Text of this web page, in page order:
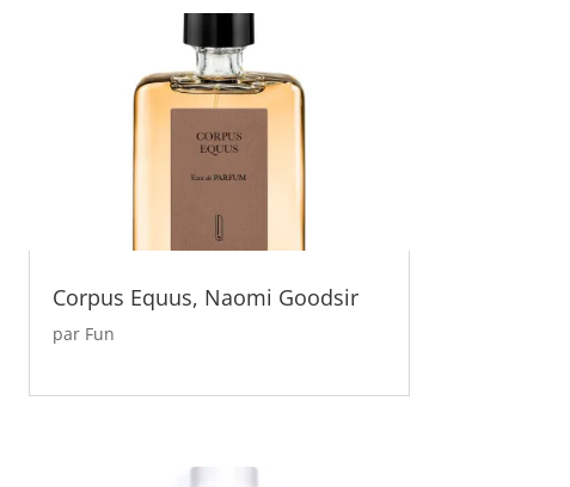
Corpus Equus, Naomi Goodsir
par Fun